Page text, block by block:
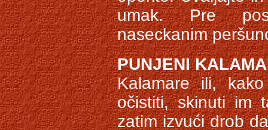
umak. Pre
naseckanim
PUNJENI
Kalamare ili,
očistiti, skinuti im
zatim izvući drob